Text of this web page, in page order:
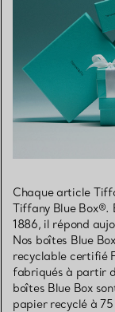
Chaque article
Tiffany Blue Box®.
1886, il répond
Nos boîtes Blue
recyclable certifié
fabriqués à partir
boîtes Blue Box
papier recyclé à 75